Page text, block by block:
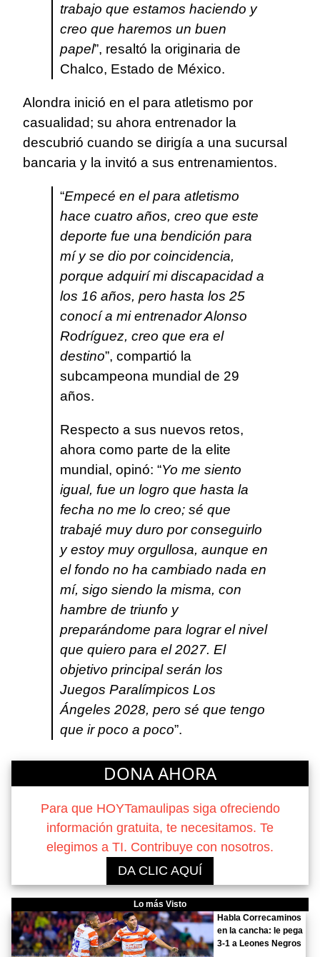
trabajo que estamos haciendo y
creo que haremos un buen
papel”, resaltó la originaria de
Chalco, Estado de México.
Alondra inició en el para atletismo por
casualidad; su ahora entrenador la
descubrió cuando se dirigía a una sucursal
bancaria y la invitó a sus entrenamientos.
“Empecé en el para atletismo
hace cuatro años, creo que este
deporte fue una bendición para
mí y se dio por coincidencia,
porque adquirí mi discapacidad a
los 16 años, pero hasta los 25
conocí a mi entrenador Alonso
Rodríguez, creo que era el
destino”, compartió la
subcampeona mundial de 29
años.
Respecto a sus nuevos retos,
ahora como parte de la elite
mundial, opinó: “Yo me siento
igual, fue un logro que hasta la
fecha no me lo creo; sé que
trabajé muy duro por conseguirlo
y estoy muy orgullosa, aunque en
el fondo no ha cambiado nada en
mí, sigo siendo la misma, con
hambre de triunfo y
preparándome para lograr el nivel
que quiero para el 2027. El
objetivo principal serán los
Juegos Paralímpicos Los
Ángeles 2028, pero sé que tengo
que ir poco a poco”.
DONA AHORA
Para que HOYTamaulipas siga ofreciendo
información gratuita, te necesitamos. Te
elegimos a TI. Contribuye con nosotros.
DA CLIC AQUÍ
Lo más Visto
Habla Correcaminos
en la cancha: le pega
3-1 a Leones Negros